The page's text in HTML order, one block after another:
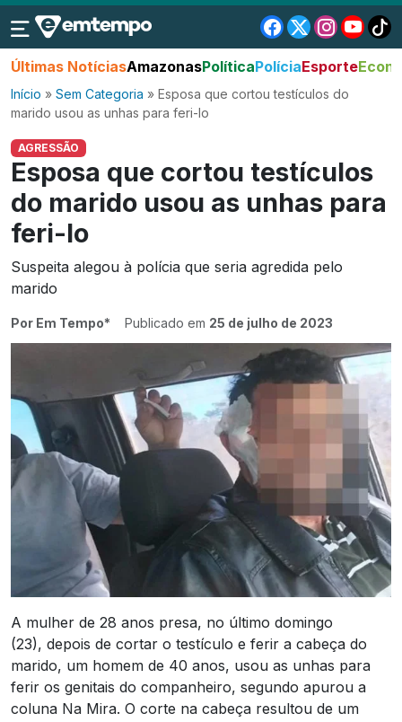
Últimas NotíciasAmazonasPolíticaPolíciaEsporte
Início » Sem Categoria » Esposa que cortou testículos do
marido usou as unhas para feri-lo
AGRESSÃO
Esposa que cortou testículos
do marido usou as unhas para
feri-lo
Suspeita alegou à polícia que seria agredida pelo
marido
Por Em Tempo* Publicado em 25 de julho de 2023
A mulher de 28 anos presa, no último domingo
(23), depois de cortar o testículo e ferir a cabeça do
marido, um homem de 40 anos, usou as unhas para
ferir os genitais do companheiro, segundo apurou a
coluna Na Mira. O corte na cabeça resultou de um